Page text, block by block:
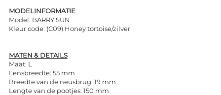
MODELINFORMATIE
Model: BARRY SUN
Kleur code: (C09) Honey tortoise/zilver
MATEN & DETAILS
Maat: L
Lensbreedte: 55 mm
Breedte van de neusbrug: 19 mm
Lengte van de pootjes: 150 mm